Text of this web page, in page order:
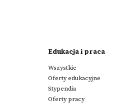
Edukacja i praca
Wszystkie
Oferty edukacyjne
Stypendia
Oferty pracy